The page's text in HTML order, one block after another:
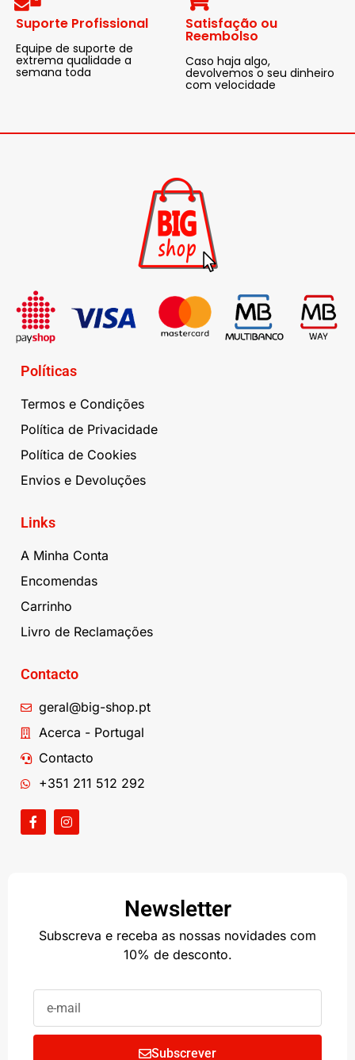
Suporte Profissional
Equipe de suporte de
extrema qualidade a
semana toda
Satisfação ou
Reembolso
Caso haja algo,
devolvemos o seu dinheiro
com velocidade
Políticas
Termos e Condições
Política de Privacidade
Política de Cookies
Envios e Devoluções
Links
A Minha Conta
Encomendas
Carrinho
Livro de Reclamações
Contacto
geral@big-shop.pt
Acerca - Portugal
Contacto
+351 211 512 292
Newsletter
Subscreva e receba as nossas novidades com
10% de desconto.
Subscrever